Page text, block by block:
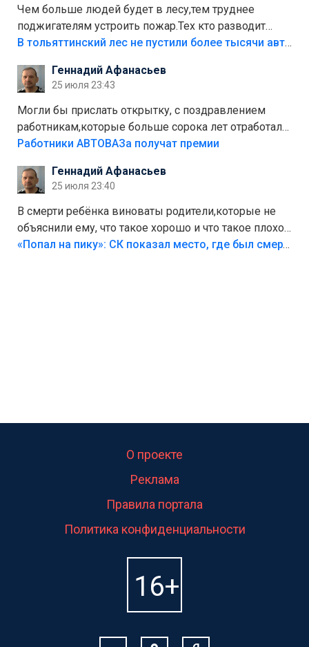
Чем больше людей будет в лесу,тем труднее
поджигателям устроить пожар.Тех кто разводит
костры,тех надо безбожно штрафовать.Камер полно
Штрафы мизерные.
В тольяттинский лес не пустили более тысячи автомобилей
Геннадий Афанасьев
25 июля 23:43
Могли бы прислать открытку, с поздравлением
работникам,которые больше сорока лет отработали
на предприятии.
Работники АВТОВАЗа получат премии
Геннадий Афанасьев
25 июля 23:40
В смерти ребёнка виноваты родители,которые не
объяснили ему, что такое хорошо и что такое плохо!
Лезть через такой забор,верх безумия,есть же
«Попал на пику»: СК показал место, где был смертельно травмирован ребенок в Тольятти
О проекте
Реклама
Правила портала
Политика конфиденциальности